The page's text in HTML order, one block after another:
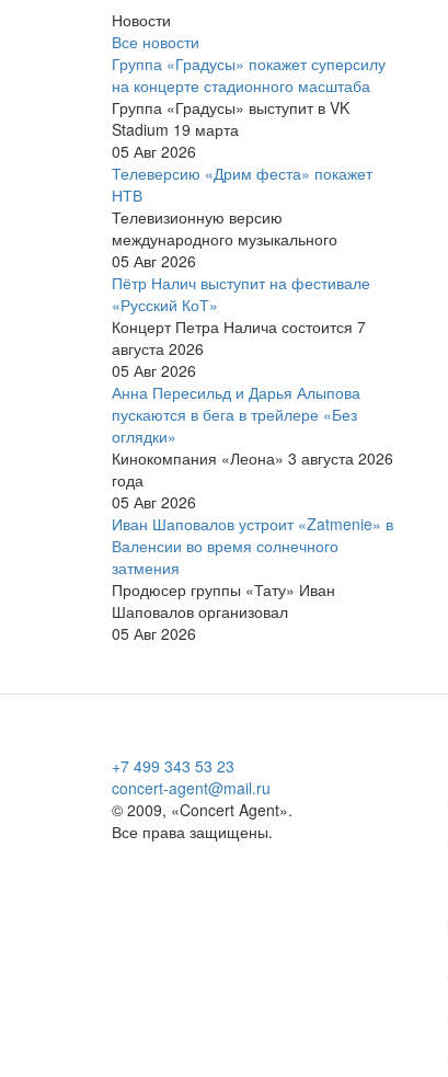
Новости
Все новости
Группа «Градусы» покажет суперсилу
на концерте стадионного масштаба
Группа «Градусы» выступит в VK
Stadium 19 марта
05 Авг 2026
Телеверсию «Дрим феста» покажет
НТВ
Телевизионную версию
международного музыкального
05 Авг 2026
Пётр Налич выступит на фестивале
«Русский КоТ»
Концерт Петра Налича состоится 7
августа 2026
05 Авг 2026
Анна Пересильд и Дарья Алыпова
пускаются в бега в трейлере «Без
оглядки»
Кинокомпания «Леона» 3 августа 2026
года
05 Авг 2026
Иван Шаповалов устроит «Zatmenie» в
Валенсии во время солнечного
затмения
Продюсер группы «Тату» Иван
Шаповалов организовал
05 Авг 2026
+7 499 343 53 23
concert-agent@mail.ru
© 2009, «Concert Agent».
Все права защищены.